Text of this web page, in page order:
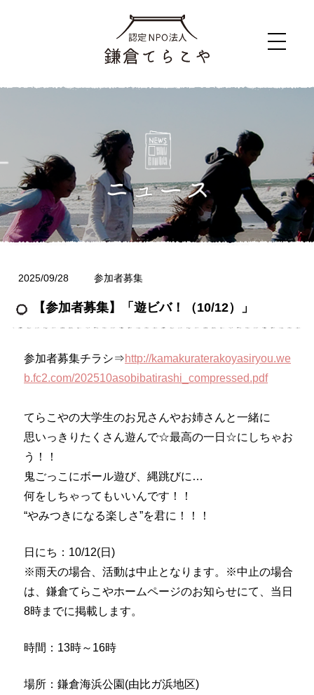
2025/09/28 参加者募集
【参加者募集】「遊ビバ！（10/12）」
参加者募集チラシ⇒http://kamakuraterakoyasiryou.we
b.fc2.com/202510asobibatirashi_compressed.pdf
てらこやの大学生のお兄さんやお姉さんと一緒に
思いっきりたくさん遊んで☆最高の一日☆にしちゃお
う！！
鬼ごっこにボール遊び、縄跳びに…
何をしちゃってもいいんです！！
“やみつきになる楽しさ”を君に！！！
日にち：10/12(日)
※雨天の場合、活動は中止となります。※中止の場合
は、鎌倉てらこやホームページのお知らせにて、当日
8時までに掲載します。
時間：13時～16時
場所：鎌倉海浜公園(由比ガ浜地区)